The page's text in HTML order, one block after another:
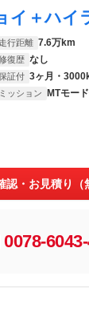
走行距離 7.6万km
復歴 なし
証付 3ヶ月・
ミッション MTモー
認・お見積り（
0078-